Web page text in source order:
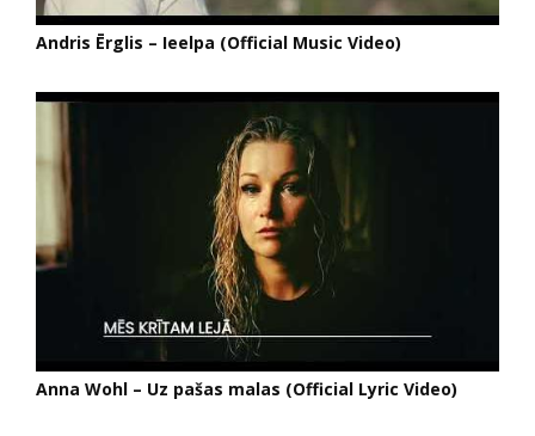
Andris Ērglis – Ieelpa (Official Music Video)
Anna Wohl – Uz pašas malas (Official Lyric Video)